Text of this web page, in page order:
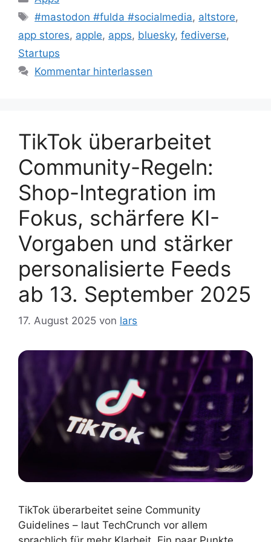
Schlagwörter
#mastodon #fulda #socialmedia, altstore,
app stores, apple, apps, bluesky, fediverse,
Startups
Kommentar hinterlassen
TikTok überarbeitet
Community-Regeln:
Shop-Integration im
Fokus, schärfere KI-
Vorgaben und stärker
personalisierte Feeds
ab 13. September 2025
17. August 2025 von lars
TikTok überarbeitet seine Community
Guidelines – laut TechCrunch vor allem